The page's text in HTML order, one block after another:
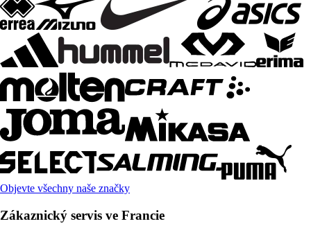
Objevte všechny naše značky
Zákaznický servis ve Francie